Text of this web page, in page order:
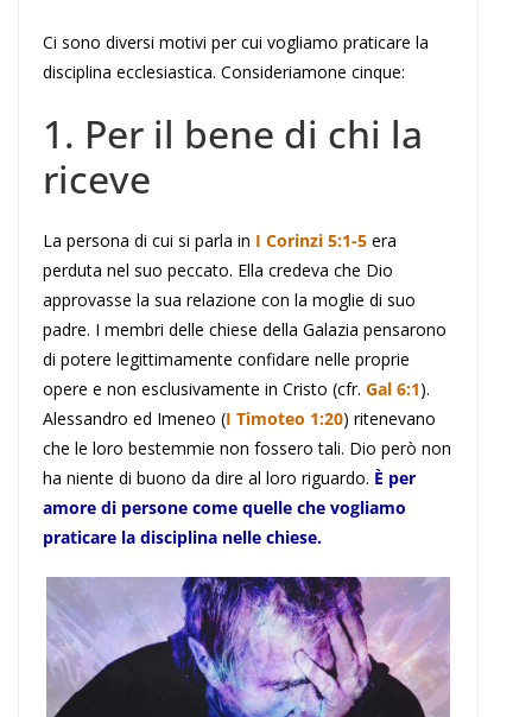
Ci sono diversi motivi per cui vogliamo praticare la
disciplina ecclesiastica. Consideriamone cinque:
1. Per il bene di chi la
riceve
La persona di cui si parla in I Corinzi 5:1-5 era
perduta nel suo peccato. Ella credeva che Dio
approvasse la sua relazione con la moglie di suo
padre. I membri delle chiese della Galazia pensarono
di potere legittimamente confidare nelle proprie
opere e non esclusivamente in Cristo (cfr. Gal 6:1).
Alessandro ed Imeneo (I Timoteo 1:20) ritenevano
che le loro bestemmie non fossero tali. Dio però non
ha niente di buono da dire al loro riguardo. È per
amore di persone come quelle che vogliamo
praticare la disciplina nelle chiese.